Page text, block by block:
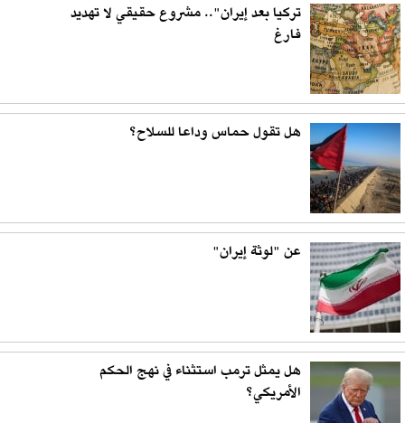
تركيا بعد إيران".. مشروع حقيقي لا تهديد
فارغ
هل تقول حماس وداعا للسلاح؟
عن "لوثة إيران"
هل يمثل ترمب استثناء في نهج الحكم
الأمريكي؟